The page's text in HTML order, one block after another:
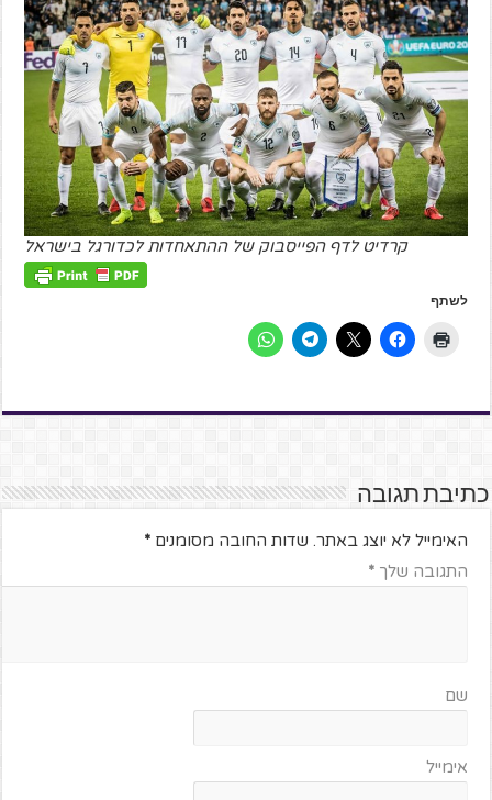
קרדיט לדף הפייסבוק של ההתאחדות לכדורגל בישראל
לשתף
כתיבת תגובה
האימייל לא יוצג באתר. שדות החובה מסומנים*
התגובה שלך*
שם
אימייל